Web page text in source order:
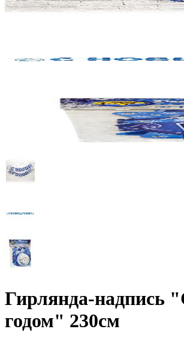
Гирлянда-надпись
годом" 230см